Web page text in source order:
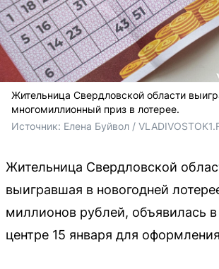
Жительница Свердловской области
многомиллионный приз в лотерее.
Источник: Елена Буйвол /
Жительница Свердловской
выигравшая в новогодней
миллионов рублей, объявилась
центре 15 января для